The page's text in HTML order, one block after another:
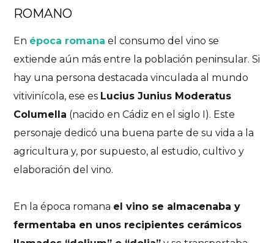
ROMANO
En época romana el consumo del vino se
extiende aún más entre la población peninsular. Si
hay una persona destacada vinculada al mundo
vitivinícola, ese es Lucius Junius Moderatus
Columella (nacido en Cádiz en el siglo I). Este
personaje dedicó una buena parte de su vida a la
agricultura y, por supuesto, al estudio, cultivo y
elaboración del vino.
En la época romana el vino se almacenaba y
fermentaba en unos recipientes cerámicos